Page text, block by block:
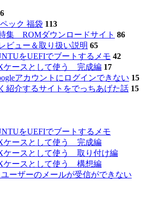
ック 福袋 113
集 ROMダウンロードサイト 86
ビュー＆取り扱い説明 65
をUEFIでブートするメモ 42
ケースとして使う 完成編 17
アカウントにログインできない 15
紹介するサイトをでっちあげた話 15
をUEFIでブートするメモ
ケースとして使う 完成編
ケースとして使う 取り付け編
ケースとして使う 構想編
ーザーのメールが受信ができない